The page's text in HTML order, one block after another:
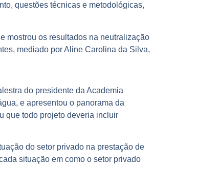
questões técnicas e metodológicas,
mostrou os resultados na neutralização
mediado por Aline Carolina da Silva,
do presidente da Academia
e apresentou o panorama da
que todo projeto deveria incluir
do setor privado na prestação de
situação em como o setor privado